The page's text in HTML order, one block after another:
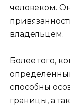
человеком.
владельцем.
Более того,
способны
границы, а